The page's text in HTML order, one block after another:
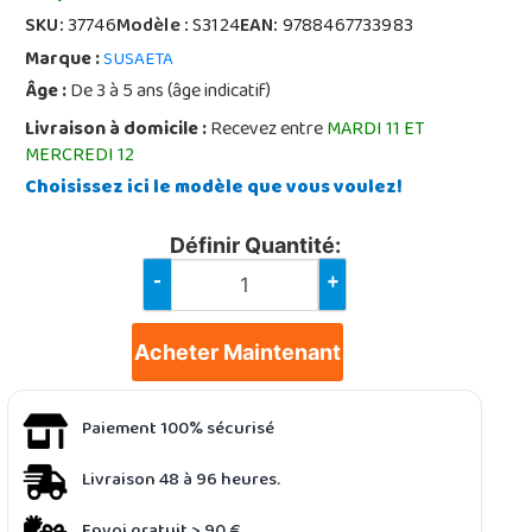
SKU:37746Modèle :S3124EAN:9788467733983
Marque :SUSAETA
Âge :De 3 à 5 ans (âge indicatif)
Livraison à domicile :Recevez entreMARDI 11 ET
MERCREDI 12
Choisissez ici le modèle que vous voulez!
Définir Quantité:
- +
Acheter Maintenant
Paiement 100% sécurisé
Livraison 48 à 96 heures.